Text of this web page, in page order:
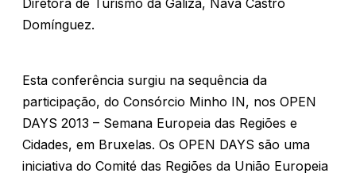
Diretora de Turismo da Galiza, Nava Castro
Domínguez.
Esta conferência surgiu na sequência da
participação, do Consórcio Minho IN, nos OPEN
DAYS 2013 – Semana Europeia das Regiões e
Cidades, em Bruxelas. Os OPEN DAYS são uma
iniciativa do Comité das Regiões da União Europeia